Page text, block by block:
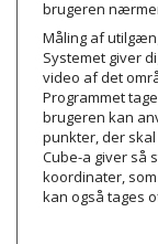
brugeren
Måling af
Systemet giver
video af det
Programmet
brugeren kan
punkter, der skal
Cube-a giver så
koordinater,
kan også tages